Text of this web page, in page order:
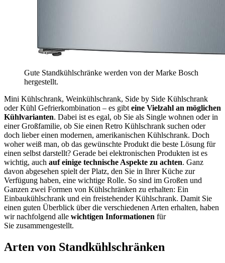
Gute Standkühlschränke werden von der Marke Bosch
hergestellt.
Mini Kühlschrank, Weinkühlschrank, Side by Side Kühlschrank
oder Kühl Gefrierkombination – es gibt eine Vielzahl an möglichen
Kühlvarianten. Dabei ist es egal, ob Sie als Single wohnen oder in
einer Großfamilie, ob Sie einen Retro Kühlschrank suchen oder
doch lieber einen modernen, amerikanischen Kühlschrank. Doch
woher weiß man, ob das gewünschte Produkt die beste Lösung für
einen selbst darstellt? Gerade bei elektronischen Produkten ist es
wichtig, auch auf einige technische Aspekte zu achten. Ganz
davon abgesehen spielt der Platz, den Sie in Ihrer Küche zur
Verfügung haben, eine wichtige Rolle. So sind im Großen und
Ganzen zwei Formen von Kühlschränken zu erhalten: Ein
Einbaukühlschrank und ein freistehender Kühlschrank. Damit Sie
einen guten Überblick über die verschiedenen Arten erhalten, haben
wir nachfolgend alle wichtigen Informationen für
Sie zusammengestellt.
Arten von Standkühlschränken